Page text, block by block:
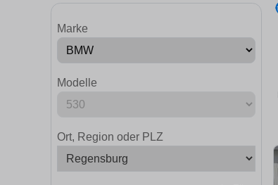
Marke
Modelle
Ort, Region oder PLZ